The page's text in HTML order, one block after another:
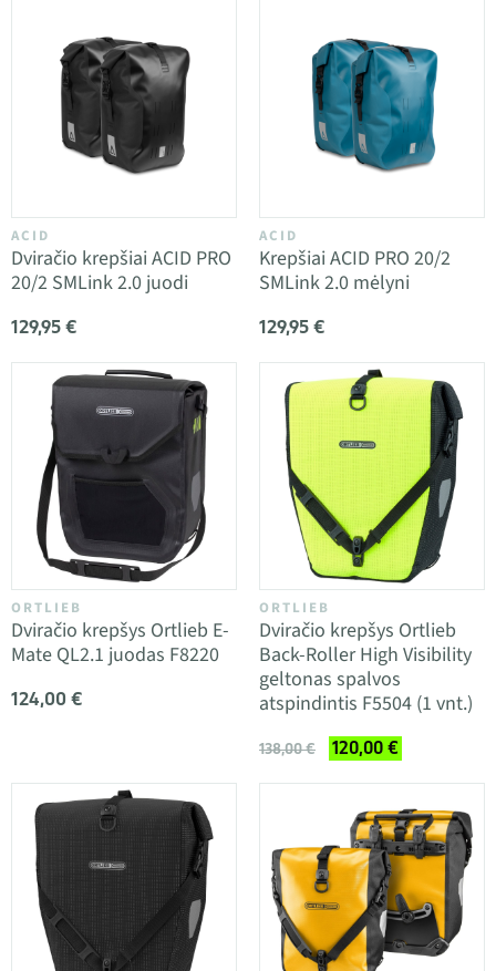
ACID
Dviračio krepšiai ACID PRO
20/2 SMLink 2.0 juodi
129,95 €
ACID
Krepšiai ACID PRO 20/2
SMLink 2.0 mėlyni
129,95 €
ORTLIEB
Dviračio krepšys Ortlieb E-
Mate QL2.1 juodas F8220
124,00 €
ORTLIEB
Dviračio krepšys Ortlieb
Back-Roller High Visibility
geltonas spalvos
atspindintis F5504 (1 vnt.)
138,00 € 120,00 €